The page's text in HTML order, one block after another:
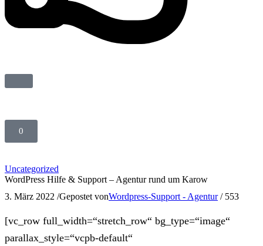
0
Uncategorized
WordPress Hilfe & Support – Agentur rund um Karow
3. März 2022 /Gepostet vonWordpress-Support - Agentur / 553
[vc_row full_width=“stretch_row“ bg_type=“image“
parallax_style=“vcpb-default“